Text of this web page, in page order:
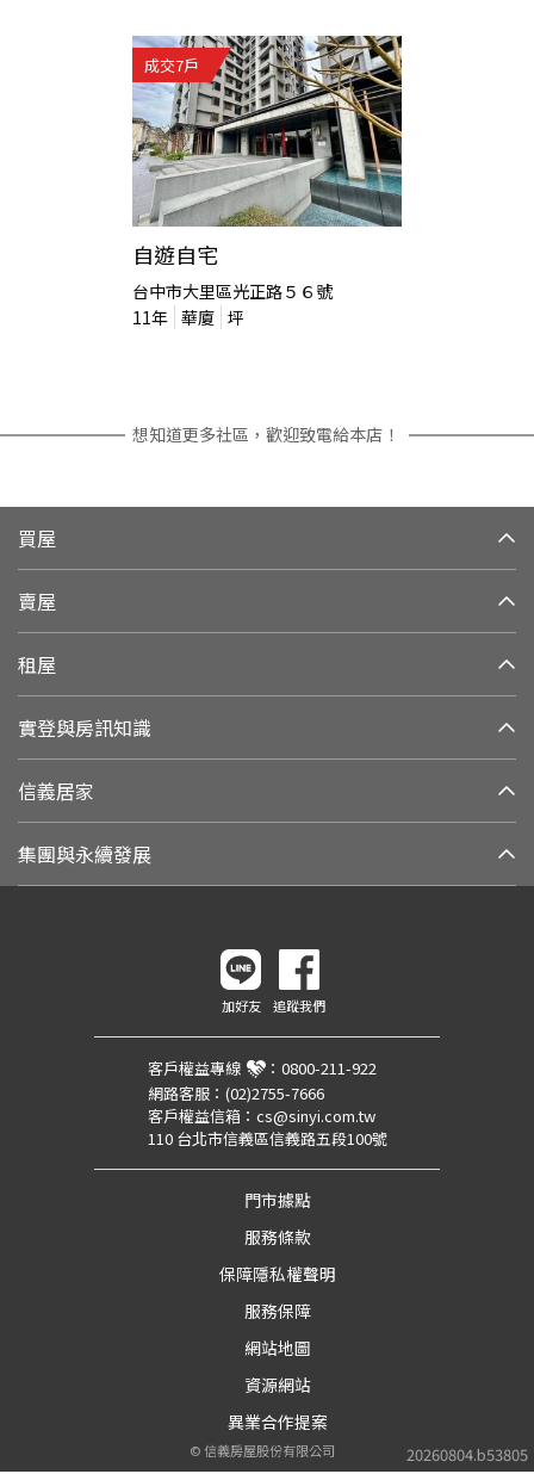
成交7戶
自遊自宅
台中市大里區光正路５６號
11年 華廈 坪
想知道更多社區，歡迎致電給本店！
買屋
賣屋
租屋
實登與房訊知識
信義居家
集團與永續發展
20260804.b53805
加好友 追蹤我們
客戶權益專線 ： 0800-211-922
網路客服： (02)2755-7666
客戶權益信箱： cs@sinyi.com.tw
110 台北市信義區信義路五段100號
門市據點
服務條款
保障隱私權聲明
服務保障
網站地圖
資源網站
異業合作提案
©信義房屋股份有限公司